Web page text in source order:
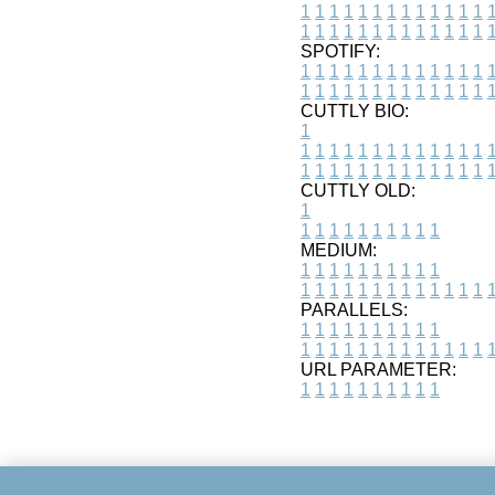
1 1 1 1 1 1 1 1 1 1 1 1 1 1
1 1 1 1 1 1 1 1 1 1 1 1 1 1
SPOTIFY:
1 1 1 1 1 1 1 1 1 1 1 1 1 1
1 1 1 1 1 1 1 1 1 1 1 1 1 1
CUTTLY BIO:
1
1 1 1 1 1 1 1 1 1 1 1 1 1 1
1 1 1 1 1 1 1 1 1 1 1 1 1 1
CUTTLY OLD:
1
1 1 1 1 1 1 1 1 1 1
MEDIUM:
1 1 1 1 1 1 1 1 1 1
1 1 1 1 1 1 1 1 1 1 1 1 1 1
PARALLELS:
1 1 1 1 1 1 1 1 1 1
1 1 1 1 1 1 1 1 1 1 1 1 1 1
URL PARAMETER:
1 1 1 1 1 1 1 1 1 1